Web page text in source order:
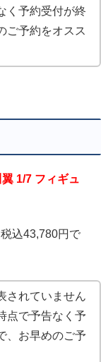
く予約受付が終
ご予約をオスス
翼 1/7 フィギュ
込43,780円で
されていません
点で予告なく予
、お早めのご予